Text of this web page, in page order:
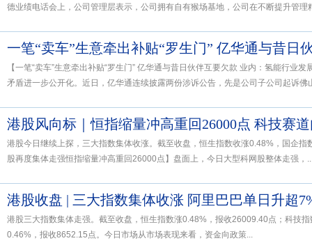
德业绩电话会上，公司管理层表示，公司拥有自有猴场基地，公司在不断提升管理
【一笔“卖车”生意牵出补贴“罗生门” 亿华通与昔日伙伴互要欠款 业内：氢能行业
矛盾进一步公开化。近日，亿华通连续披露两份涉诉公告，先是公司子公司起诉佛
港股风向标｜恒指缩量冲高重回26000点 科技赛
港股今日继续上探，三大指数集体收涨。截至收盘，恒生指数收涨0.48%，国企
股再度集体走强恒指缩量冲高重回26000点】盘面上，今日大型科网股整体走强，
港股收盘 | 三大指数集体收涨 阿里巴巴单日升超
港股三大指数集体走强。截至收盘，恒生指数涨0.48%，报收26009.40点；科技
0.46%，报收8652.15点。今日市场从市场表现来看，资金向政策...